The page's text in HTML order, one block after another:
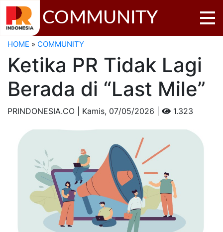
COMMUNITY
HOME » COMMUNITY
Ketika PR Tidak Lagi
Berada di “Last Mile”
PRINDONESIA.CO | Kamis, 07/05/2026 | 1.323